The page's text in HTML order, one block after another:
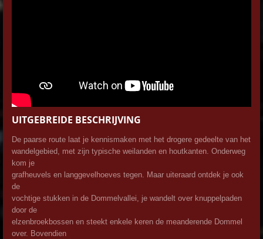
UITGEBREIDE BESCHRIJVING
De paarse route laat je kennismaken met het drogere gedeelte van het
wandelgebied, met zijn typische weilanden en houtkanten. Onderweg
kom je
grafheuvels en langgevelhoeves tegen. Maar uiteraard ontdek je ook
de
vochtige stukken in de Dommelvallei, je wandelt over knuppelpaden
door de
elzenbroekbossen en steekt enkele keren de meanderende Dommel
over. Bovendien